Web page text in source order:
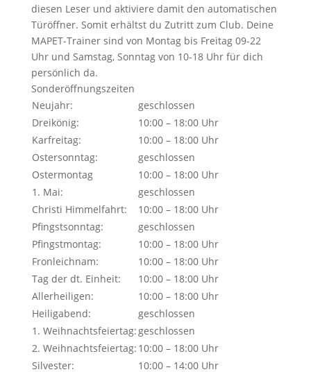
diesen Leser und aktiviere damit den automatischen
Türöffner. Somit erhältst du Zutritt zum Club. Deine
MAPET-Trainer sind von Montag bis Freitag 09-22
Uhr und Samstag, Sonntag von 10-18 Uhr für dich
persönlich da.
Sonderöffnungszeiten
Neujahr:
geschlossen
Dreikönig:
10:00 – 18:00 Uhr
Karfreitag:
10:00 – 18:00 Uhr
Ostersonntag:
geschlossen
Ostermontag
10:00 – 18:00 Uhr
1. Mai:
geschlossen
Christi Himmelfahrt:
10:00 – 18:00 Uhr
Pfingstsonntag:
geschlossen
Pfingstmontag:
10:00 – 18:00 Uhr
Fronleichnam:
10:00 – 18:00 Uhr
Tag der dt. Einheit:
10:00 – 18:00 Uhr
Allerheiligen:
10:00 – 18:00 Uhr
Heiligabend:
geschlossen
1. Weihnachtsfeiertag:geschlossen
2. Weihnachtsfeiertag: 10:00 – 18:00 Uhr
Silvester:
10:00 – 14:00 Uhr